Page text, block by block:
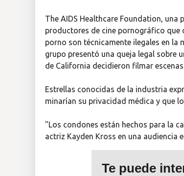
The AIDS Healthcare Foundation,
productores de cine pornográfico que
porno son técnicamente ilegales en la
grupo presentó una queja legal sobre
de California decidieron filmar
Estrellas conocidas de la industria
minarían su privacidad médica y que
"Los condones están hechos para la
actriz Kayden Kross en una audiencia
Te puede